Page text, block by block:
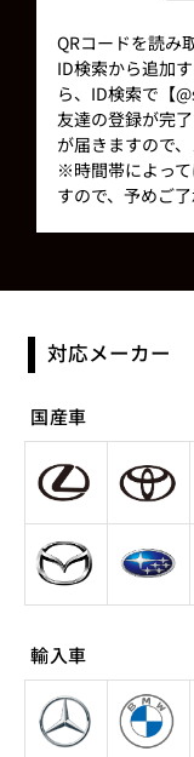
QRコードを読み
ID検索から追加
ら、ID検索で【
友達の登録が完
が届きますので
※時間帯によっ
すので、予めご了
対応メーカー
国産車
輸入車